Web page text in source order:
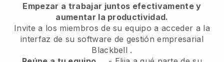
Empezar a trabajar juntos efectivamente y
aumentar la productividad.
Invite a los miembros de su equipo a acceder a la
interfaz de su software de gestión empresarial
Blackbell .